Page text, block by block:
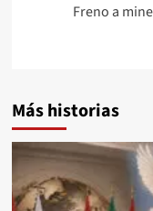
Freno a
Más historias